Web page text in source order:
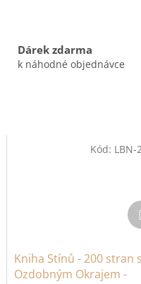
Dárek zdarma
k náhodné objednávce
Kniha Stínů - 200 stran s
Ozdobným Okrajem -
Kód: LBN-